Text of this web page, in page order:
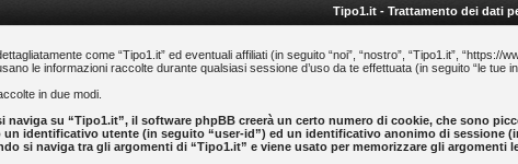
Tipo1.it - Trattamento dei dati
come “Tipo1.it” ed eventuali affiliati (in seguito “noi”, “nostro”, “Tipo1.it”, “https://
le informazioni raccolte durante qualsiasi sessione d’uso da te effettuata (in seguito “le tue
in due modi.
naviga su “Tipo1.it”, il software phpBB creerà un certo numero di cookie, che sono
identificativo utente (in seguito “user-id”) ed un identificativo anonimo di sessione
si naviga tra gli argomenti di “Tipo1.it” e viene usato per memorizzare gli